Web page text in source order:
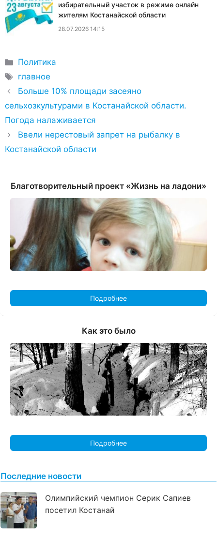
избирательный участок в режиме онлайн
жителям Костанайской области
28.07.2026 14:15
Рубрики
Политика
Метки
главное
Больше 10% площади засеяно
сельхозкультурами в Костанайской области.
Погода налаживается
Ввели нерестовый запрет на рыбалку в
Костанайской области
Благотворительный проект «Жизнь на ладони»
Подробнее
Как это было
Подробнее
Последние новости
Олимпийский чемпион Серик Сапиев
посетил Костанай